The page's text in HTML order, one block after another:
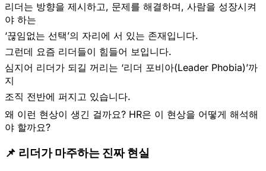
리더는 방향을 제시하고, 문제를 해결하며, 사람을 성장시켜
야 하는
‘끊임없는 선택’의 자리에 서 있는 존재입니다.
그런데 요즘 리더들이 힘들어 보입니다.
심지어 리더가 되길 꺼리는 ‘리더 포비아(Leader Phobia)’까
지
조직 전반에 퍼지고 있습니다.
왜 이런 현상이 생긴 걸까요? HR은 이 현상을 어떻게 해석해
야 할까요?
📌 리더가 마주하는 진짜 현실